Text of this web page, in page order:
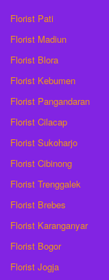
Florist Pati
Florist Madiun
Florist Blora
Florist Kebumen
Florist Pangandaran
Florist Cilacap
Florist Sukoharjo
Florist Cibinong
Florist Trenggalek
Florist Brebes
Florist Karanganyar
Florist Bogor
Florist Jogja